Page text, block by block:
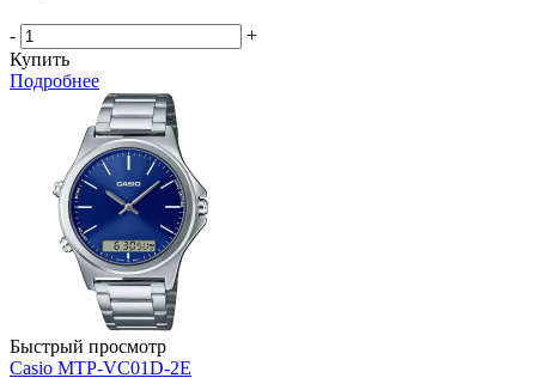
-
+
Купить
Подробнее
Быстрый просмотр
Casio MTP-VC01D-2E